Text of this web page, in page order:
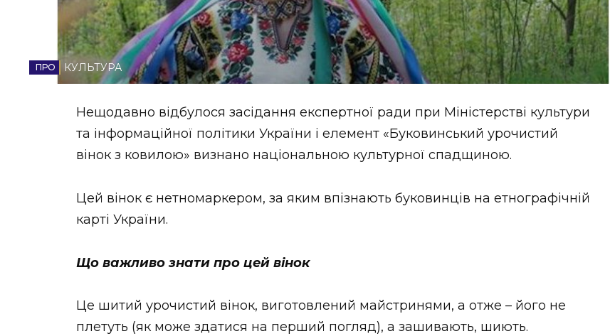
ВІДЕО
КУЛЬТУРА
Нещодавно відбулося засідання експертної ради при Міністерстві культури
та інформаційної політики України і елемент «Буковинський урочистий
вінок з ковилою» визнано національною культурної спадщиною.
Цей вінок є нетномаркером, за яким впізнають буковинців на етнографічній
карті України.
Що важливо знати про цей вінок
Це шитий урочистий вінок, виготовлений майстринями, а отже – його не
плетуть (як може здатися на перший погляд), а зашивають, шиють.